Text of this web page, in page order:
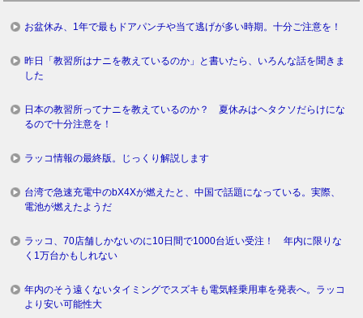
お盆休み、1年で最もドアパンチや当て逃げが多い時期。十分ご注意を！
昨日「教習所はナニを教えているのか」と書いたら、いろんな話を聞きま
した
日本の教習所ってナニを教えているのか？ 夏休みはヘタクソだらけにな
るので十分注意を！
ラッコ情報の最終版。じっくり解説します
台湾で急速充電中のbX4Xが燃えたと、中国で話題になっている。実際、
電池が燃えたようだ
ラッコ、70店舗しかないのに10日間で1000台近い受注！ 年内に限りな
く1万台かもしれない
年内のそう遠くないタイミングでスズキも電気軽乗用車を発表へ。ラッコ
より安い可能性大